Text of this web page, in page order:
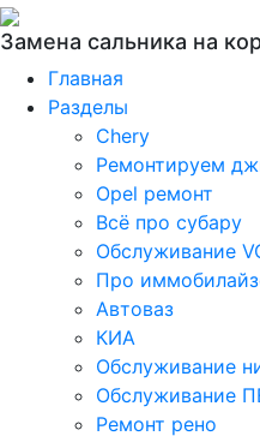
Замена сальника на
Главная
Разделы
Chery
Ремонтируем
Opel ремонт
Всё про субару
Обслуживание
Про
Автоваз
КИА
Обслуживание
Обслуживание
Ремонт рено